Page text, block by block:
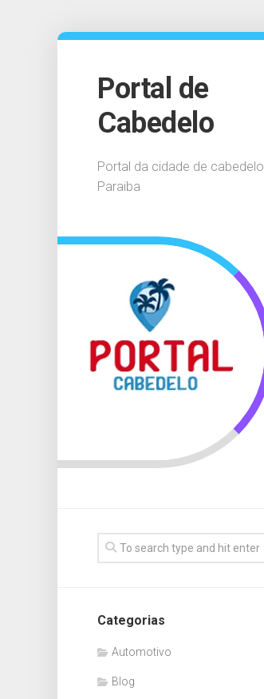
Portal de
Cabedelo
Portal da cidade de cabedelo
Paraiba
Categorias
Automotivo
Blog